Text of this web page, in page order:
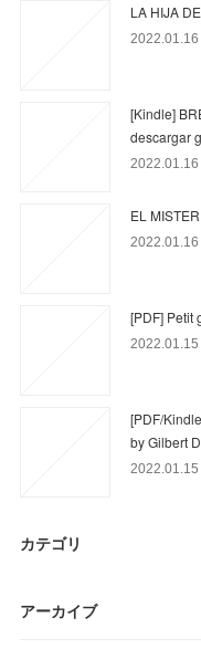
LA HIJA
2022.01.16
[Kindle]
descargar
2022.01.16
EL
2022.01.16
[PDF] Petit
2022.01.15
[PDF/
by Gilbert
2022.01.15
カテゴリ
アーカイブ